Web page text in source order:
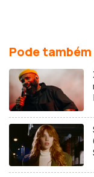
Pode